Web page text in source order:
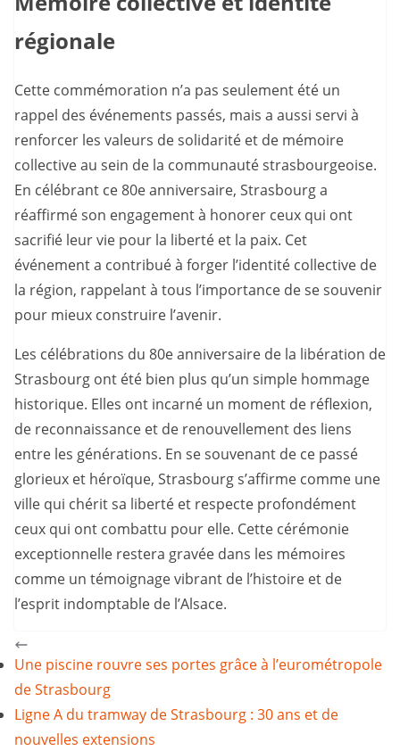
régionale
Cette commémoration n’a pas seulement été un
rappel des événements passés, mais a aussi servi à
renforcer les valeurs de solidarité et de mémoire
collective au sein de la communauté strasbourgeoise.
En célébrant ce 80e anniversaire, Strasbourg a
réaffirmé son engagement à honorer ceux qui ont
sacrifié leur vie pour la liberté et la paix. Cet
événement a contribué à forger l’identité collective de
la région, rappelant à tous l’importance de se souvenir
pour mieux construire l’avenir.
Les célébrations du 80e anniversaire de la libération de
Strasbourg ont été bien plus qu’un simple hommage
historique. Elles ont incarné un moment de réflexion,
de reconnaissance et de renouvellement des liens
entre les générations. En se souvenant de ce passé
glorieux et héroïque, Strasbourg s’affirme comme une
ville qui chérit sa liberté et respecte profondément
ceux qui ont combattu pour elle. Cette cérémonie
exceptionnelle restera gravée dans les mémoires
comme un témoignage vibrant de l’histoire et de
l’esprit indomptable de l’Alsace.
Une piscine rouvre ses portes grâce à l’eurométropole
de Strasbourg
Ligne A du tramway de Strasbourg : 30 ans et de
nouvelles extensions